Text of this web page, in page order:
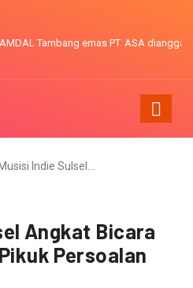
PT. ASA dianggap kurang partisipatif
Persoalan